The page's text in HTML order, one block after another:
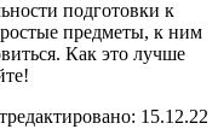
подготовки к
предметы, к ним
Как это лучше
15.12.22